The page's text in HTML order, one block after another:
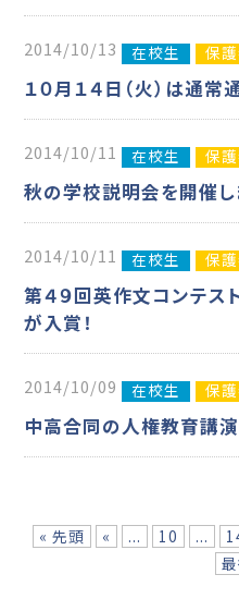
2014/10/13 在校生 保
１０月１４日（火）は通
2014/10/11 在校生 保
秋の学校説明会を開催し
2014/10/11 在校生 保
第４９回英作文コンテス
が入賞！
2014/10/09 在校生 保
中高合同の人権教育講
« 先頭 « ... 10 ...